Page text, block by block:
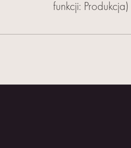
funkcji: Produkcja)